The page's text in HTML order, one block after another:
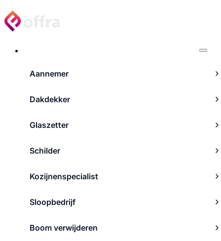
Aannemer
Dakdekker
Glaszetter
Schilder
Kozijnenspecialist
Sloopbedrijf
Boom verwijderen